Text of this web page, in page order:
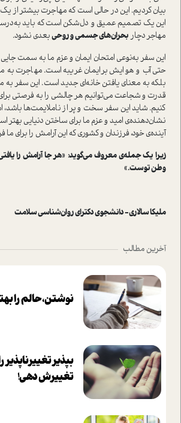
بیان کردیم. این در حالی است که مهاجرت بیشتر از
این یک تصمیم عمیق و دل‌شکن است که باید
مهاجر دچاربحران‌های جسمی و روحیبعدی نشود.
این سفر به‌نوعی امتحان ایمان و عزم ما به سمت
حتی آب و هوایش برایمان غریبه است. مهاجرت به
بلکه به معنای یافتن خانه‌ای جدید است. این سفر به
قدرت و شجاعت می‌توانیم هر چالشی را به فرصتی
کنیم. شاید این سفر سخت و پر از ناملایمت‌ها باشد،
نشان‌دهنده‌ی امید و عزم ما برای ساختن دنیایی بهتر
آینده‌ی خود، فرزندان و کشوری که این آرامش را برای
زیرا یک جمله‌ی معروف می‌گوید: «هر جا آرامش را
وطن توست.»
ملیکا سالاری- دانشجوی دکترای روان‌شناسی سلامت
آخرین مطالب
نوشتن، حالم را
بپذير تغييرناپذير
تغييرش دهي!‏